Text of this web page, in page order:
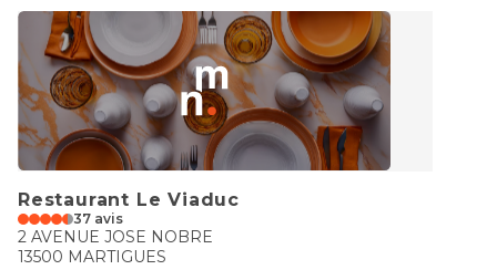
Restaurant Le Viaduc
37 avis
2 AVENUE JOSE NOBRE
13500 MARTIGUES